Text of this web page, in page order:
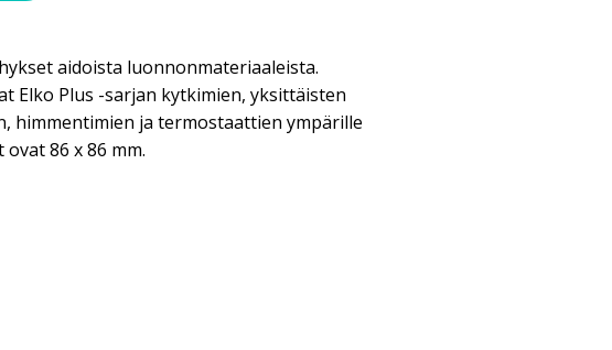
aidoista luonnonmateriaaleista.
Elko Plus -sarjan kytkimien, yksittäisten
himmentimien ja termostaattien ympärille
86 x 86 mm.